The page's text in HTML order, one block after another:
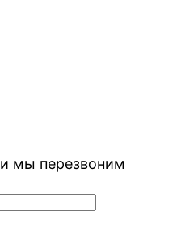
мы перезвоним